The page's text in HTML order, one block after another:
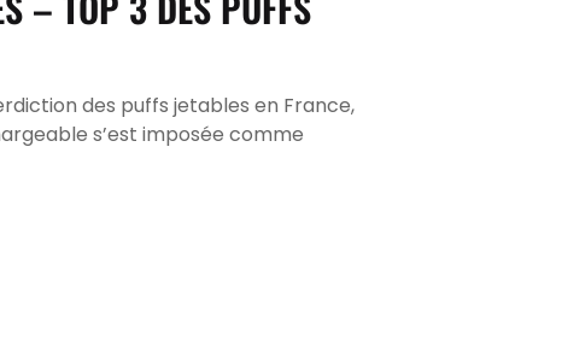
des puffs jetables en France,
s’est imposée comme